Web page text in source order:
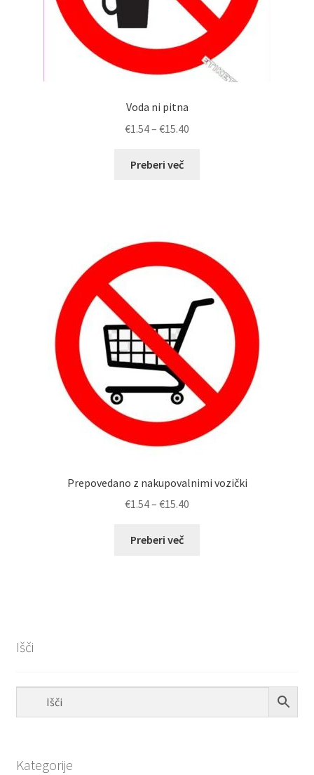
Voda ni pitna
€1.54– €15.40
Preberi več
Prepovedano z nakupovalnimi vozički
€1.54– €15.40
Preberi več
Išči
Kategorije